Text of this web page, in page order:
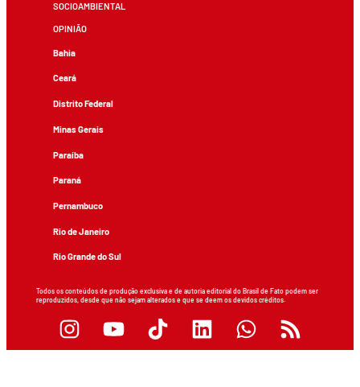
SOCIOAMBIENTAL
OPINIÃO
Bahia
Ceará
Distrito Federal
Minas Gerais
Paraíba
Paraná
Pernambuco
Rio de Janeiro
Rio Grande do Sul
Todos os conteúdos de produção exclusiva e de autoria editorial do Brasil de Fato podem ser
reproduzidos, desde que não sejam alterados e que se deem os devidos créditos.